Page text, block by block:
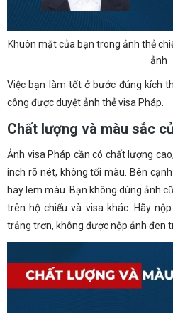
Khuôn mặt của bạn trong ảnh thẻ
ảnh
Việc bạn làm tốt ở bước đúng kích
công được duyệt ảnh thẻ visa Pháp.
Chất lượng và màu sắc
Ảnh visa Pháp cần có chất lượng
inch rõ nét, không tối màu. Bên
hay lem màu. Bạn không dùng ảnh
trên hộ chiếu và visa khác. Hãy
trắng trơn, không được nộp ảnh đen